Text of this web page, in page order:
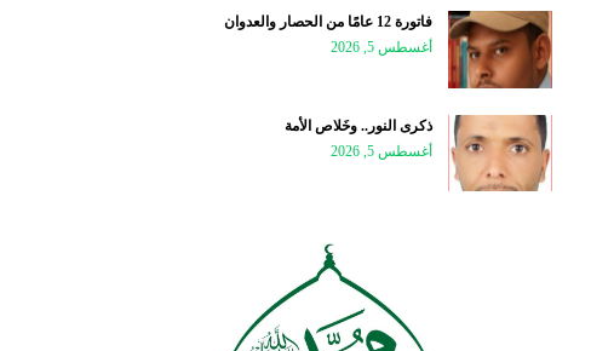
فاتورة 12 عامًا من الحصار والعدوان
أغسطس 5, 2026
ذكرى النور.. وخَلاص الأمة
أغسطس 5, 2026